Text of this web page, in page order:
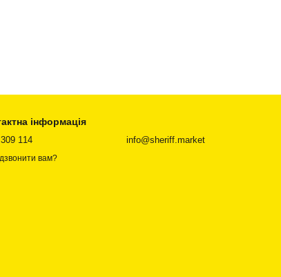
інформація
114
вам?
info@sheriff.market